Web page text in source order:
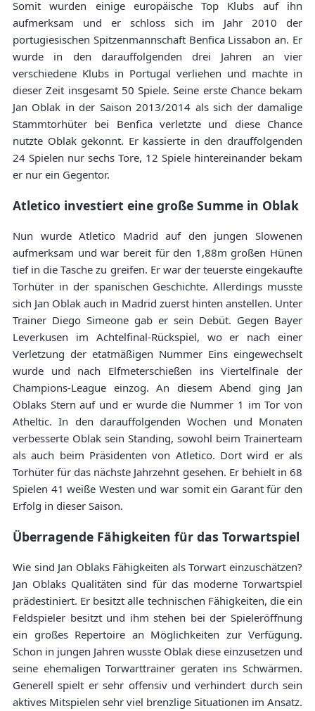
Somit wurden einige europäische Top Klubs auf ihn
aufmerksam und er schloss sich im Jahr 2010 der
portugiesischen Spitzenmannschaft Benfica Lissabon an. Er
wurde in den darauffolgenden drei Jahren an vier
verschiedene Klubs in Portugal verliehen und machte in
dieser Zeit insgesamt 50 Spiele. Seine erste Chance bekam
Jan Oblak in der Saison 2013/2014 als sich der damalige
Stammtorhüter bei Benfica verletzte und diese Chance
nutzte Oblak gekonnt. Er kassierte in den drauffolgenden
24 Spielen nur sechs Tore, 12 Spiele hintereinander bekam
er nur ein Gegentor.
Atletico investiert eine große Summe in Oblak
Nun wurde Atletico Madrid auf den jungen Slowenen
aufmerksam und war bereit für den 1,88m großen Hünen
tief in die Tasche zu greifen. Er war der teuerste eingekaufte
Torhüter in der spanischen Geschichte. Allerdings musste
sich Jan Oblak auch in Madrid zuerst hinten anstellen. Unter
Trainer Diego Simeone gab er sein Debüt. Gegen Bayer
Leverkusen im Achtelfinal-Rückspiel, wo er nach einer
Verletzung der etatmäßigen Nummer Eins eingewechselt
wurde und nach Elfmeterschießen ins Viertelfinale der
Champions-League einzog. An diesem Abend ging Jan
Oblaks Stern auf und er wurde die Nummer 1 im Tor von
Atheltic. In den darauffolgenden Wochen und Monaten
verbesserte Oblak sein Standing, sowohl beim Trainerteam
als auch beim Präsidenten von Atletico. Dort wird er als
Torhüter für das nächste Jahrzehnt gesehen. Er behielt in 68
Spielen 41 weiße Westen und war somit ein Garant für den
Erfolg in dieser Saison.
Überragende Fähigkeiten für das Torwartspiel
Wie sind Jan Oblaks Fähigkeiten als Torwart einzuschätzen?
Jan Oblaks Qualitäten sind für das moderne Torwartspiel
prädestiniert. Er besitzt alle technischen Fähigkeiten, die ein
Feldspieler besitzt und ihm stehen bei der Spieleröffnung
ein großes Repertoire an Möglichkeiten zur Verfügung.
Schon in jungen Jahren wusste Oblak diese einzusetzen und
seine ehemaligen Torwarttrainer geraten ins Schwärmen.
Generell spielt er sehr offensiv und verhindert durch sein
aktives Mitspielen sehr viel brenzlige Situationen im Ansatz.